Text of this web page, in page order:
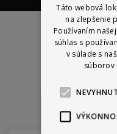
Táto webová
na zlepšenie
Používaním
súhlas s
v súlade s
súborov